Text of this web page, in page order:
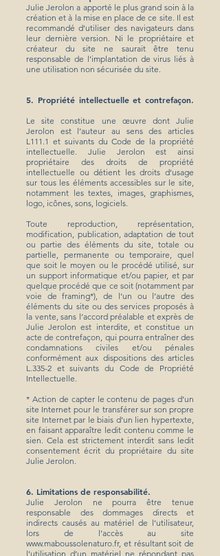
Julie Jerolon a apporté le plus grand soin à la
création et à la mise en place de ce site. Il est
recommandé d’utiliser des navigateurs dans
leur dernière version. Ni le propriétaire et
créateur du site ne saurait être tenu
responsable de l’implantation de virus liés à
une utilisation non sécurisée du site.
5. Propriété intellectuelle et contrefaçon.
Le site constitue une œuvre dont Julie
Jerolon est l’auteur au sens des articles
L111.1 et suivants du Code de la propriété
intellectuelle. Julie Jerolon est ainsi
propriétaire des droits de propriété
intellectuelle ou détient les droits d’usage
sur tous les éléments accessibles sur le site,
notamment les textes, images, graphismes,
logo, icônes, sons, logiciels.
Toute reproduction, représentation,
modification, publication, adaptation de tout
ou partie des éléments du site, totale ou
partielle, permanente ou temporaire, quel
que soit le moyen ou le procédé utilisé, sur
un support informatique et/ou papier, et par
quelque procédé que ce soit (notamment par
voie de framing*), de l’un ou l’autre des
éléments du site ou des services proposés à
la vente, sans l’accord préalable et exprès de
Julie Jerolon est interdite, et constitue un
acte de contrefaçon, qui pourra entraîner des
condamnations civiles et/ou pénales
conformément aux dispositions des articles
L.335-2 et suivants du Code de Propriété
Intellectuelle. ​
* Action de capter le contenu de pages d’un
site Internet pour le transférer sur son propre
site Internet par le biais d’un lien hypertexte,
en faisant apparaître ledit contenu comme le
sien. Cela est strictement interdit sans ledit
consentement écrit du propriétaire du site
Julie Jerolon.
6. Limitations de responsabilité.
Julie Jerolon ne pourra être tenue
responsable des dommages directs et
indirects causés au matériel de l’utilisateur,
lors de l’accès au site
www.maboussolenaturo.fr, et résultant soit de
l’utilisation d’un matériel ne répondant pas